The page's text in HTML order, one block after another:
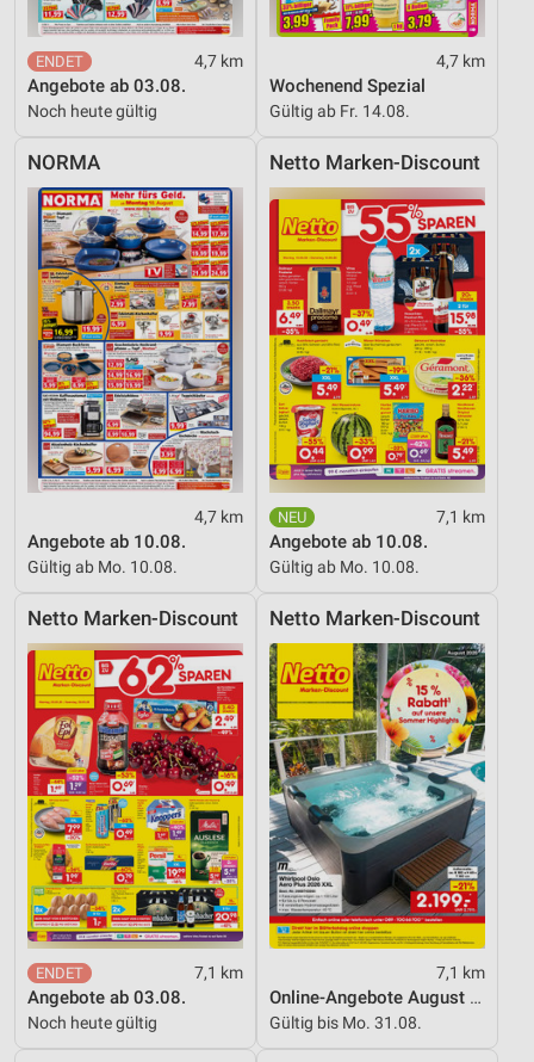
4,7 km
Angebote ab 03.08.
Noch heute gültig
4,7 km
Wochenend Spezial
Gültig ab Fr. 14.08.
NORMA
4,7 km
Angebote ab 10.08.
Gültig ab Mo. 10.08.
Netto Marken-Discount
7,1 km
Angebote ab 10.08.
Gültig ab Mo. 10.08.
Netto Marken-Discount
7,1 km
Angebote ab 03.08.
Noch heute gültig
Netto Marken-Discount
7,1 km
Online-Angebote August 2026
Gültig bis Mo. 31.08.